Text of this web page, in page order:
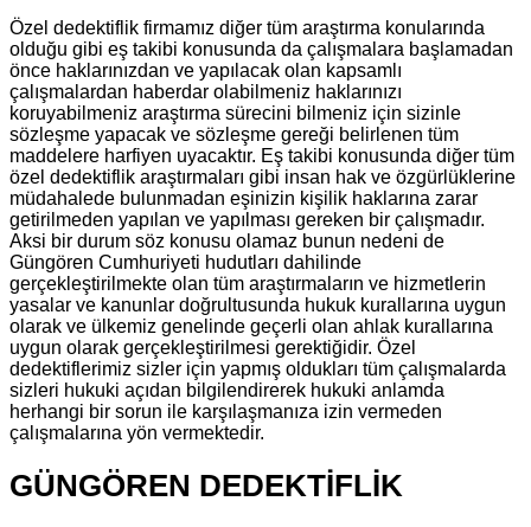
Özel dedektiflik firmamız diğer tüm araştırma konularında
olduğu gibi eş takibi konusunda da çalışmalara başlamadan
önce haklarınızdan ve yapılacak olan kapsamlı
çalışmalardan haberdar olabilmeniz haklarınızı
koruyabilmeniz araştırma sürecini bilmeniz için sizinle
sözleşme yapacak ve sözleşme gereği belirlenen tüm
maddelere harfiyen uyacaktır. Eş takibi konusunda diğer tüm
özel dedektiflik araştırmaları gibi insan hak ve özgürlüklerine
müdahalede bulunmadan eşinizin kişilik haklarına zarar
getirilmeden yapılan ve yapılması gereken bir çalışmadır.
Aksi bir durum söz konusu olamaz bunun nedeni de
Güngören Cumhuriyeti hudutları dahilinde
gerçekleştirilmekte olan tüm araştırmaların ve hizmetlerin
yasalar ve kanunlar doğrultusunda hukuk kurallarına uygun
olarak ve ülkemiz genelinde geçerli olan ahlak kurallarına
uygun olarak gerçekleştirilmesi gerektiğidir. Özel
dedektiflerimiz sizler için yapmış oldukları tüm çalışmalarda
sizleri hukuki açıdan bilgilendirerek hukuki anlamda
herhangi bir sorun ile karşılaşmanıza izin vermeden
çalışmalarına yön vermektedir.
GÜNGÖREN DEDEKTİFLİK